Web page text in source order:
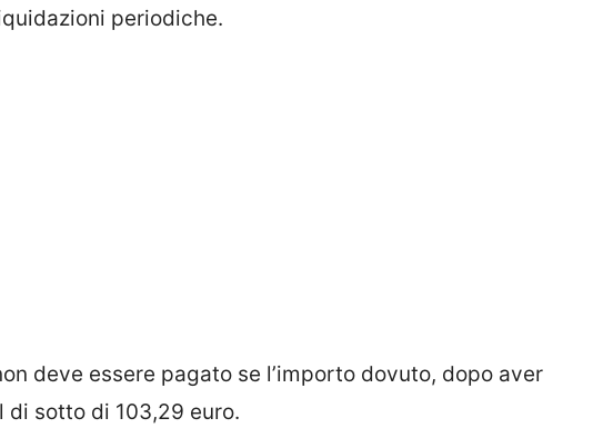
periodiche.
deve essere pagato se l’importo dovuto, dopo aver
sotto di 103,29 euro.